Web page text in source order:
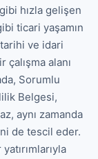
hızla gelişen
ticari yaşamın
ve idari
çalışma alanı
Sorumlu
Belgesi,
aynı zamanda
de tescil eder.